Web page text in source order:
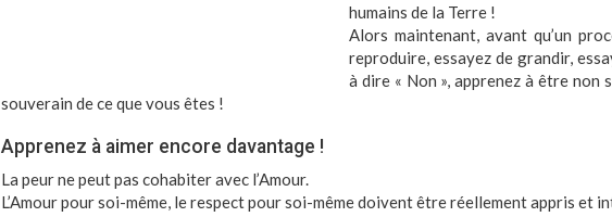
humains de la Terre !
Alors maintenant, avant qu’un
reproduire, essayez de grandir,
à dire « Non », apprenez à être non
souverain de ce que vous êtes !
Apprenez à aimer encore davantage !
La peur ne peut pas cohabiter avec l’Amour.
L’Amour pour soi-même, le respect pour soi-même doivent être réellement appris et